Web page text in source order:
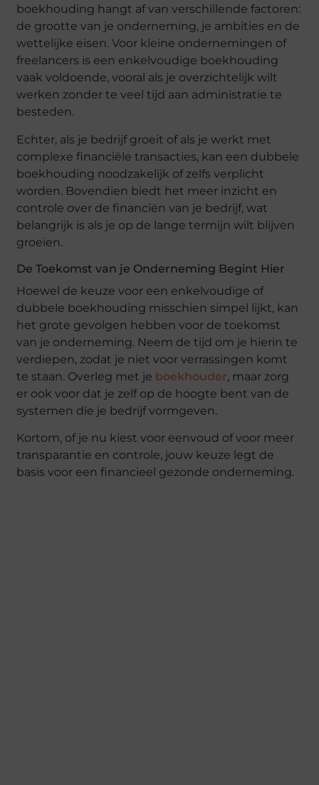
boekhouding hangt af van verschillende factoren:
de grootte van je onderneming, je ambities en de
wettelijke eisen. Voor kleine ondernemingen of
freelancers is een enkelvoudige boekhouding
vaak voldoende, vooral als je overzichtelijk wilt
werken zonder te veel tijd aan administratie te
besteden.
Echter, als je bedrijf groeit of als je werkt met
complexe financiële transacties, kan een dubbele
boekhouding noodzakelijk of zelfs verplicht
worden. Bovendien biedt het meer inzicht en
controle over de financiën van je bedrijf, wat
belangrijk is als je op de lange termijn wilt blijven
groeien.
De Toekomst van je Onderneming Begint Hier
Hoewel de keuze voor een enkelvoudige of
dubbele boekhouding misschien simpel lijkt, kan
het grote gevolgen hebben voor de toekomst
van je onderneming. Neem de tijd om je hierin te
verdiepen, zodat je niet voor verrassingen komt
te staan. Overleg met je boekhouder, maar zorg
er ook voor dat je zelf op de hoogte bent van de
systemen die je bedrijf vormgeven.
Kortom, of je nu kiest voor eenvoud of voor meer
transparantie en controle, jouw keuze legt de
basis voor een financieel gezonde onderneming.